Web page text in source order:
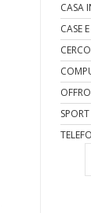
CASA
CASE
SPORT